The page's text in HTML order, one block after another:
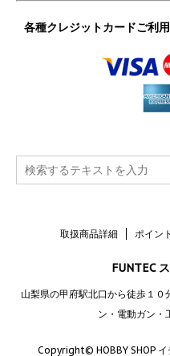
各種クレジットカードご利
取扱商品詳細 ポイン
FUNTEC
山梨県の甲府駅北口から徒歩１
ン・電動ガン・
Copyright© HOBBY SHOP